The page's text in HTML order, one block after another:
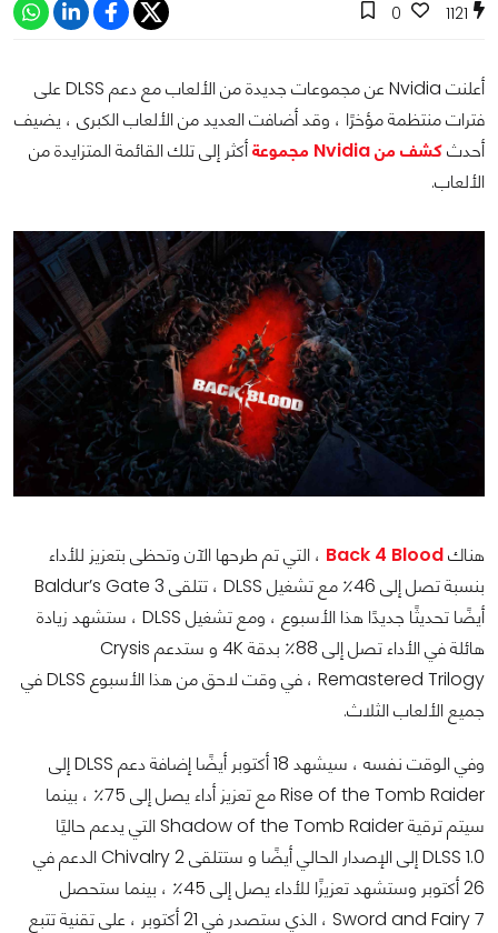
1121
0
أعلنت Nvidia عن مجموعات جديدة من الألعاب مع دعم DLSS على
فترات منتظمة مؤخرًا ، وقد أضافت العديد من الألعاب الكبرى ، يضيف
أحدثكشف من Nvidia مجموعة
أكثر إلى تلك القائمة المتزايدة من
الألعاب.
هناكBack 4 Blood ، التي تم طرحها الآن وتحظى بتعزيز للأداء
بنسبة تصل إلى 46٪ مع تشغيل DLSS ، تتلقى Baldur’s Gate 3
أيضًا تحديثًا جديدًا هذا الأسبوع ، ومع تشغيل DLSS ، ستشهد زيادة
هائلة في الأداء تصل إلى 88٪ بدقة 4K و ستدعم Crysis
Remastered Trilogy ، في وقت لاحق من هذا الأسبوع DLSS في
جميع الألعاب الثلاث.
وفي الوقت نفسه ، سيشهد 18 أكتوبر أيضًا إضافة دعم DLSS إلى
Rise of the Tomb Raider مع تعزيز أداء يصل إلى 75٪ ، بينما
سيتم ترقية Shadow of the Tomb Raider التي يدعم حاليًا
DLSS 1.0 إلى الإصدار الحالي أيضًا و ستتلقى Chivalry 2 الدعم في
26 أكتوبر وستشهد تعزيزًا للأداء يصل إلى 45٪ ، بينما ستحصل
Sword and Fairy 7 ، الذي ستصدر في 21 أكتوبر ، على تقنية تتبع